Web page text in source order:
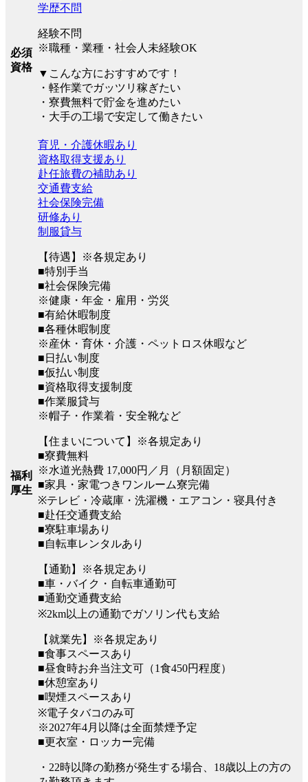
必須
資格
学歴不問
経験不問
※職種・業種・社会人未経験OK
▼こんな方におすすめです！
・軽作業でガッツリ稼ぎたい
・寮費無料で貯金を進めたい
・大手の工場で安定して働きたい
福利
厚生
育児・介護休暇あり
資格取得支援あり
赴任旅費の補助あり
交通費支給
社会保険完備
研修あり
制服貸与
【待遇】※各規定あり
■特別手当
■社会保険完備
※健康・年金・雇用・労災
■有給休暇制度
■各種休暇制度
※産休・育休・介護・ペットロス休暇など
■日払い制度
■仮払い制度
■資格取得支援制度
■作業服貸与
※帽子・作業着・安全靴など
【住まいについて】※各規定あり
■寮費無料
※水道光熱費 17,000円／月（月額固定）
■家具・家電つきワンルーム寮完備
※テレビ・冷蔵庫・洗濯機・エアコン・寝具付き
■赴任交通費支給
■寮駐車場あり
■自転車レンタルあり
【通勤】※各規定あり
■車・バイク・自転車通勤可
■通勤交通費支給
※2km以上の通勤でガソリン代も支給
【就業先】※各規定あり
■食事スペースあり
■昼食時お弁当注文可（1食450円程度）
■休憩室あり
■喫煙スペースあり
※電子タバコのみ可
※2027年4月以降は全面禁煙予定
■更衣室・ロッカー完備
・22時以降の勤務が発生する場合、18歳以上の方の